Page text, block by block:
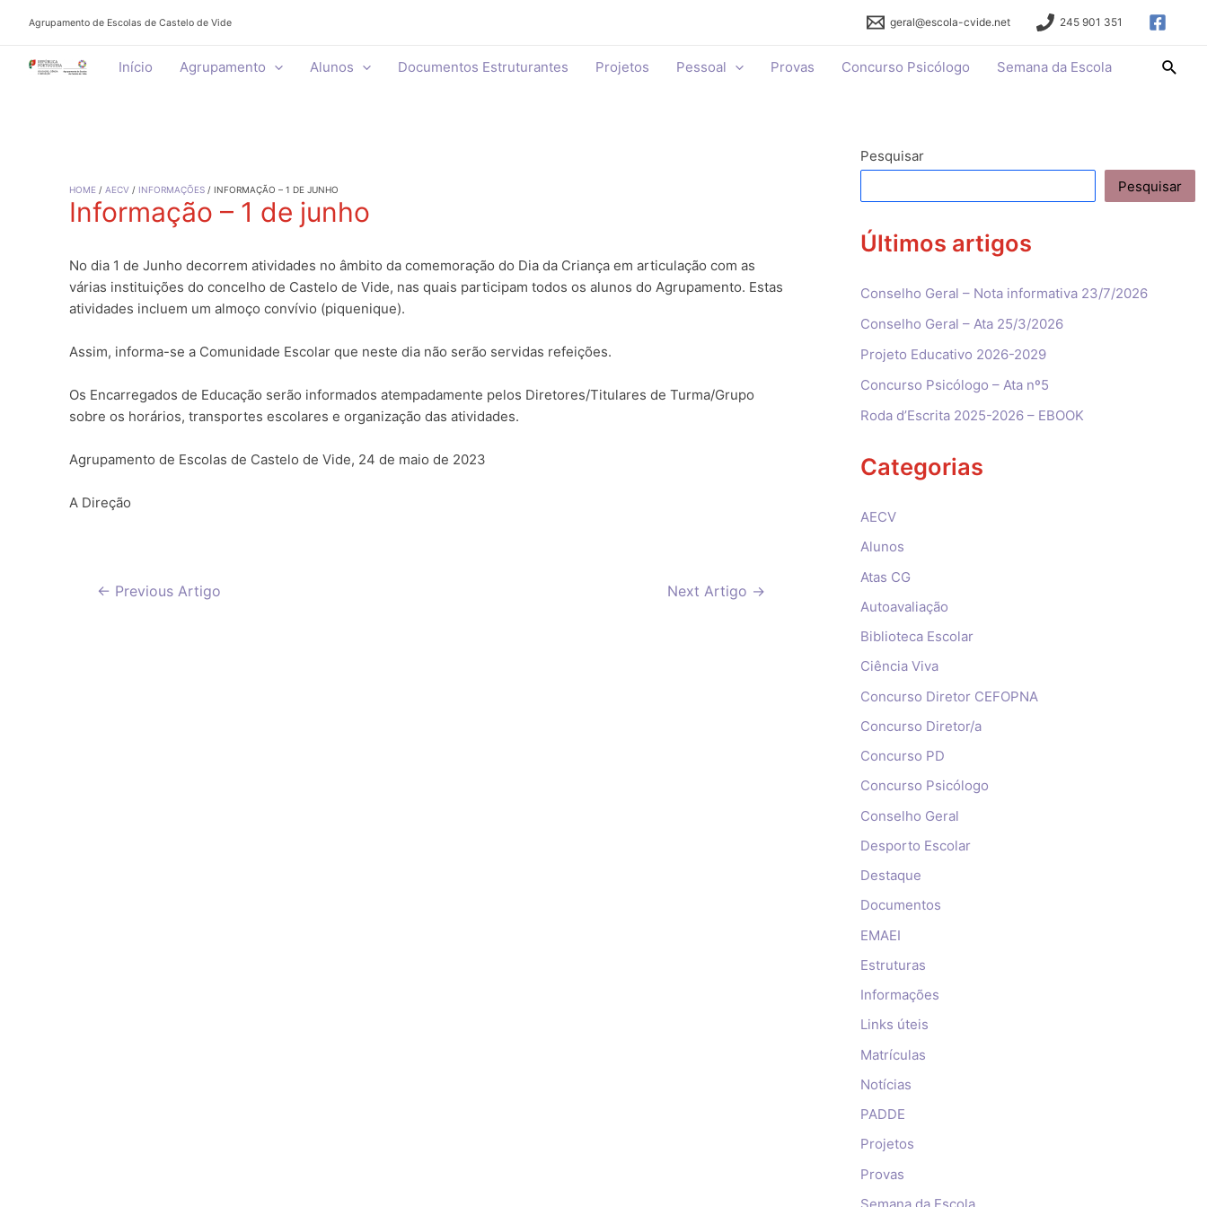
Agrupamento de Escolas de Castelo de Vide geral@escola-cvide.net 245 901 351
Início Agrupamento Alunos Documentos Estruturantes Projetos Pessoal Provas Concurso Psicólogo Semana da Escola
HOME AECV INFORMAÇÕES INFORMAÇÃO – 1 DE JUNHO
Informação – 1 de junho
No dia 1 de Junho decorrem atividades no âmbito da comemoração do Dia da Criança em articulação com as
várias instituições do concelho de Castelo de Vide, nas quais participam todos os alunos do Agrupamento. Estas
atividades incluem um almoço convívio (piquenique).
Assim, informa-se a Comunidade Escolar que neste dia não serão servidas refeições.
Os Encarregados de Educação serão informados atempadamente pelos Diretores/Titulares de Turma/Grupo
sobre os horários, transportes escolares e organização das atividades.
Agrupamento de Escolas de Castelo de Vide, 24 de maio de 2023
A Direção
Navegação
← Previous Artigo Next Artigo →
Pesquisar
Pesquisar
Últimos artigos
Conselho Geral – Nota informativa 23/7/2026
Conselho Geral – Ata 25/3/2026
Projeto Educativo 2026-2029
Concurso Psicólogo – Ata nº5
Roda d’Escrita 2025-2026 – EBOOK
Categorias
AECV
Alunos
Atas CG
Autoavaliação
Biblioteca Escolar
Ciência Viva
Concurso Diretor CEFOPNA
Concurso Diretor/a
Concurso PD
Concurso Psicólogo
Conselho Geral
Desporto Escolar
Destaque
Documentos
EMAEI
Estruturas
Informações
Links úteis
Matrículas
Notícias
PADDE
Projetos
Provas